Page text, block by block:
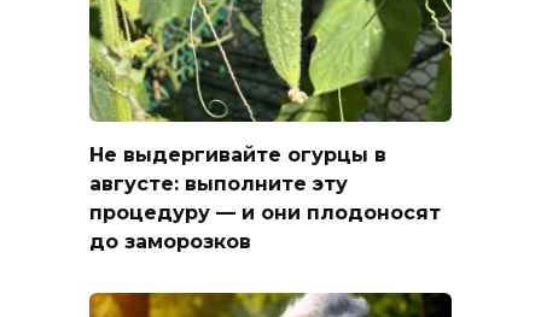
Не выдергивайте огурцы в
августе: выполните эту
процедуру — и они плодоносят
до заморозков